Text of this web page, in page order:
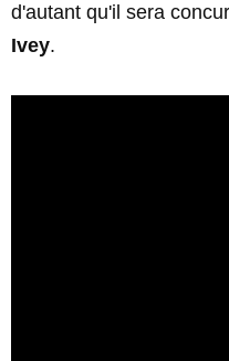
d'autant qu'il sera
Ivey.